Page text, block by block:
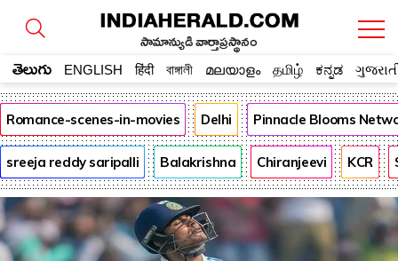
సామాన్యుడి వార్తాప్రస్థానం
తెలుగు ENGLISH हिंदी বাঙ্গালী മലയാളം தமிழ் ಕನ್ನಡ
Romance-scenes-in-movies Delhi Pinnacle Blooms
sreeja reddy saripalli Balakrishna Chiranjeevi KCR